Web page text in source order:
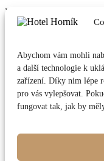
Abychom vám mohli
a další technologie k
zařízení. Díky nim lépe
pro vás vylepšovat.
fungovat tak, jak by
Vlachovická č. ev. 18
592 31
+420 730 893 738
info@hotelhornik.cz
Ubytování
Pro skupiny
Akce
Ubytování